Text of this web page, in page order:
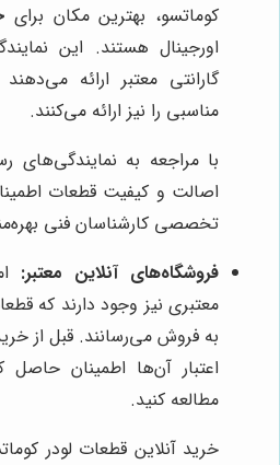
کوماتسو، بهترین مکان برای
اورجینال هستند. این
گارانتی معتبر ارائه
مناسبی را نیز ارائه می‌کنند.
با مراجعه به نمایندگی‌های
اصالت و کیفیت قطعات
تخصصی کارشناسان فنی
فروشگاه‌های آنلاین معتبر:
معتبری نیز وجود دارند که
به فروش می‌رسانند. قبل از
اعتبار آن‌ها اطمینان
مطالعه کنید.
خرید آنلاین قطعات لودر